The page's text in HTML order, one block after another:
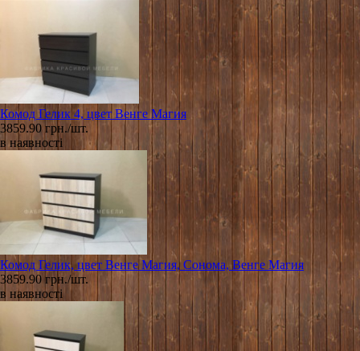
Комод Гелик 4, цвет Венге Магия
3859.90 грн./шт.
в наявності
Комод Гелик, цвет Венге Магия, Сонома, Венге Магия
3859.90 грн./шт.
в наявності